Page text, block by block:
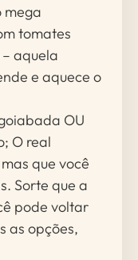
tomates
aquela
e aquece o
OU
O real
que você
Sorte que a
pode voltar
as opções,